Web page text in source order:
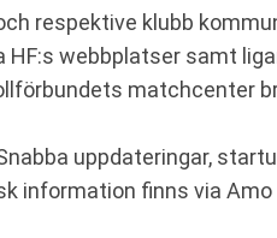
respektive klubb
HF:s webbplatser samt
matchcenter
uppdateringar,
information finns via